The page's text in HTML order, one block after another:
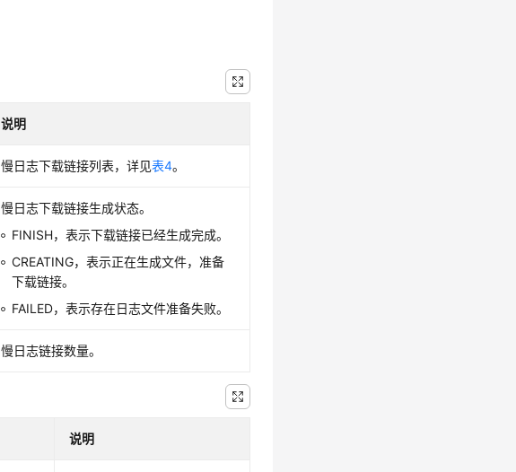
说明
慢日志下载链接列表，详见表4。
慢日志下载链接生成状态。
FINISH，表示下载链接已经生成完成。
CREATING，表示正在生成文件，准备
下载链接。
FAILED，表示存在日志文件准备失败。
慢日志链接数量。
说明